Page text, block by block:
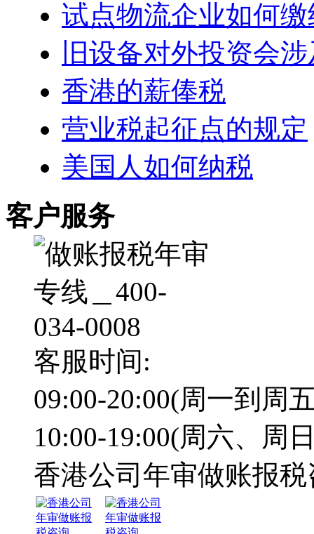
试点物流企业如何
旧设备对外投资会
香港的薪俸税
营业税起征点的规定
美国人如何纳税
客户服务
客服时间:
09:00-20:00(周一到周
10:00-19:00(周六、周
香港公司年审做账报税